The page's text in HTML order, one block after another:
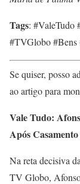
Tags: #ValeTudo
#TVGlobo #Bens
Se quiser, posso
ao artigo para
Vale Tudo:
Após
Na reta decisiva
TV Globo,